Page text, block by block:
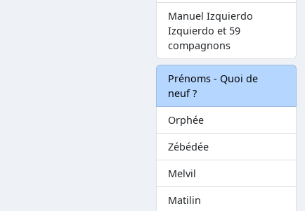
Manuel Izquierdo
Izquierdo et 59
compagnons
Prénoms - Quoi de
neuf ?
Orphée
Zébédée
Melvil
Matilin